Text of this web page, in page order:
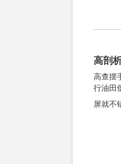
高剖
高查摆
行油田
屏就不